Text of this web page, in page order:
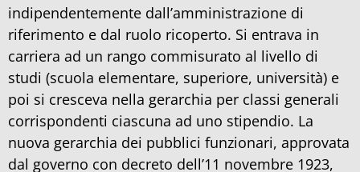
indipendentemente dall’amministrazione di
riferimento e dal ruolo ricoperto. Si entrava in
carriera ad un rango commisurato al livello di
studi (scuola elementare, superiore, università) e
poi si cresceva nella gerarchia per classi generali
corrispondenti ciascuna ad uno stipendio. La
nuova gerarchia dei pubblici funzionari, approvata
dal governo con decreto dell’11 novembre 1923,